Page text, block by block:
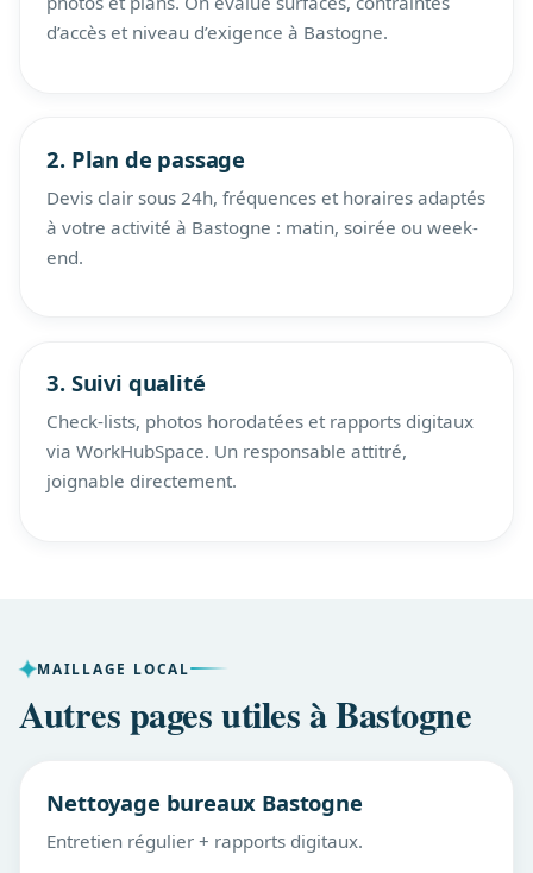
d’accès et niveau d’exigence à Bastogne.
2. Plan de passage
Devis clair sous 24h, fréquences et horaires adaptés
à votre activité à Bastogne : matin, soirée ou week-
end.
3. Suivi qualité
Check-lists, photos horodatées et rapports digitaux
via WorkHubSpace. Un responsable attitré,
joignable directement.
MAILLAGE LOCAL
Autres pages utiles à Bastogne
Nettoyage bureaux Bastogne
Entretien régulier + rapports digitaux.